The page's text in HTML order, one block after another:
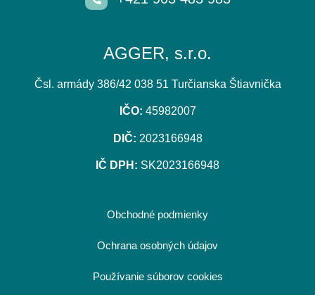
AGGER, s.r.o.
Čsl. armády 386/42 038 51 Turčianska Štiavnička
IČO: 45982007
DIČ: 2023166948
IČ DPH: SK2023166948
Obchodné podmienky
Ochrana osobných údajov
Používanie súborov cookies